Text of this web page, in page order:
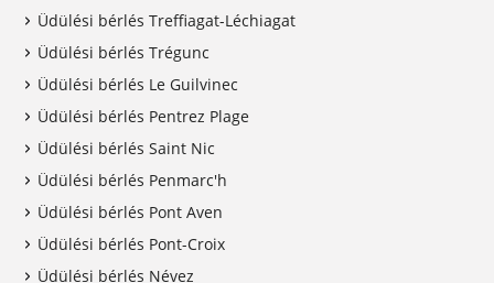
Üdülési bérlés Treffiagat-Léchiagat
Üdülési bérlés Trégunc
Üdülési bérlés Le Guilvinec
Üdülési bérlés Pentrez Plage
Üdülési bérlés Saint Nic
Üdülési bérlés Penmarc'h
Üdülési bérlés Pont Aven
Üdülési bérlés Pont-Croix
Üdülési bérlés Névez